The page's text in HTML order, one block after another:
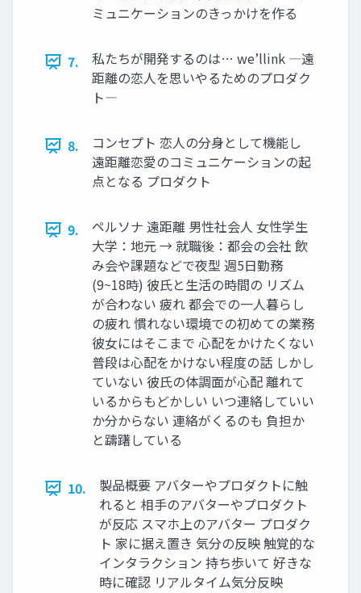
ミュニケーションのきっかけを作る
7.
私たちが開発するのは… we’llink ―遠
距離の恋人を思いやるためのプロダク
ト―
8.
コンセプト 恋人の分身として機能し
遠距離恋愛のコミュニケーションの起
点となる プロダクト
9.
ペルソナ 遠距離 男性社会人 女性学生
大学：地元 → 就職後：都会の会社 飲
み会や課題などで夜型 週5日勤務
(9~18時) 彼氏と生活の時間の リズム
が合わない 疲れ 都会での一人暮らし
の疲れ 慣れない環境での初めての業務
彼女にはそこまで 心配をかけたくない
普段は心配をかけない程度の話 しかし
ていない 彼氏の体調面が心配 離れて
いるからもどかしい いつ連絡していい
か分からない 連絡がくるのも 負担か
と躊躇している
10.
製品概要 アバターやプロダクトに触
れると 相手のアバターやプロダクト
が反応 スマホ上のアバター プロダク
ト 家に据え置き 気分の反映 触覚的な
インタラクション 持ち歩いて 好きな
時に確認 リアルタイム気分反映